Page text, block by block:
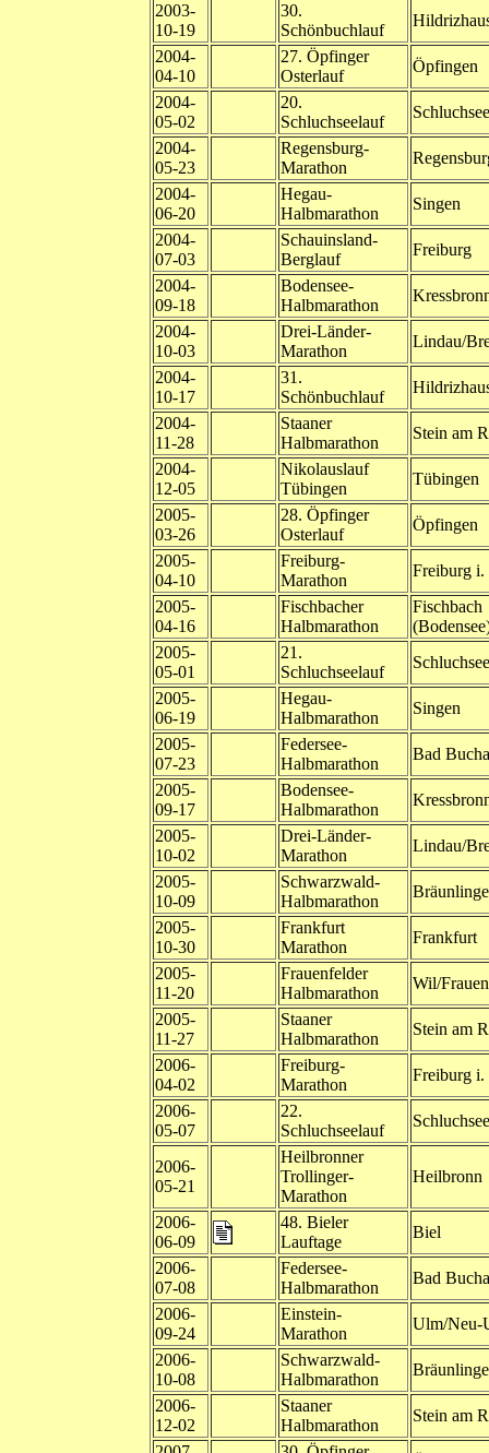
2003-
10-19
30.
Schönbuchlauf
2004-
04-10
27. Öpfinger
Osterlauf
Öpfingen
2004-
05-02
20.
Schluchseelauf
Schluchsee
2004-
05-23
Regensburg-
Marathon
2004-
06-20
Hegau-
Halbmarathon
Singen
2004-
07-03
Schauinsland-
Berglauf
Freiburg
2004-
09-18
Bodensee-
Halbmarathon
2004-
10-03
Drei-Länder-
Marathon
Lindau/
2004-
10-17
31.
Schönbuchlauf
2004-
11-28
Staaner
Halbmarathon
Stein am
2004-
12-05
Nikolauslauf
Tübingen
Tübingen
2005-
03-26
28. Öpfinger
Osterlauf
Öpfingen
2005-
04-10
Freiburg-
Marathon
Freiburg i.
2005-
04-16
Fischbacher
Halbmarathon
Fischbach
2005-
05-01
21.
Schluchseelauf
Schluchsee
2005-
06-19
Hegau-
Halbmarathon
Singen
2005-
07-23
Federsee-
Halbmarathon
Bad
2005-
09-17
Bodensee-
Halbmarathon
2005-
10-02
Drei-Länder-
Marathon
Lindau/
2005-
10-09
Schwarzwald-
Halbmarathon
2005-
10-30
Frankfurt
Marathon
Frankfurt
2005-
11-20
Frauenfelder
Halbmarathon
Wil/
2005-
11-27
Staaner
Halbmarathon
Stein am
2006-
04-02
Freiburg-
Marathon
Freiburg i.
2006-
05-07
22.
Schluchseelauf
Schluchsee
2006-
05-21
Heilbronner
Trollinger-
Marathon
Heilbronn
2006-
06-09
48. Bieler
Lauftage
Biel
2006-
07-08
Federsee-
Halbmarathon
Bad
2006-
09-24
Einstein-
Marathon
Ulm/Neu-
2006-
10-08
Schwarzwald-
Halbmarathon
2006-
12-02
Staaner
Halbmarathon
Stein am